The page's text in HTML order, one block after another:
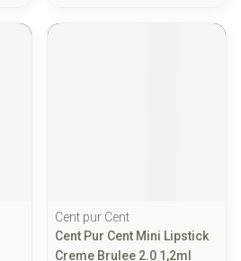
Cent pur Cent
Cent Pur Cent Mini Lipstick
Creme Brulee 2.0 1,2ml